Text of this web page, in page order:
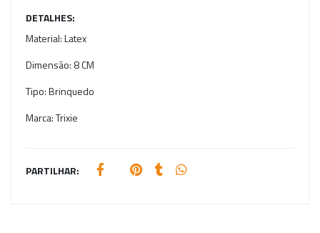
DETALHES:
Material:Latex
Dimensão: 8 CM
Tipo:Brinquedo
Marca:Trixie
PARTILHAR: